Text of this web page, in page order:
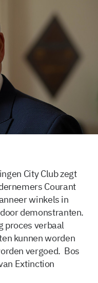
City Club zegt
Courant
winkels in
demonstranten.
proces verbaal
kunnen worden
vergoed. Bos
Extinction